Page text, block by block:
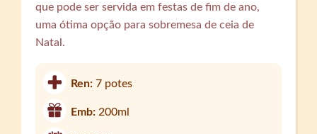
que pode ser servida em festas de fim de ano,
uma ótima opção para sobremesa de ceia de
Natal.
Ren:7 potes
Emb:200ml